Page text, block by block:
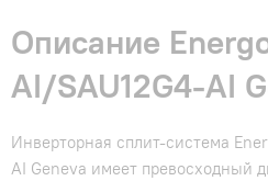
Описание
AI/SAU12G4-AI
Инверторная сплит-система
AI Geneva имеет превосходный